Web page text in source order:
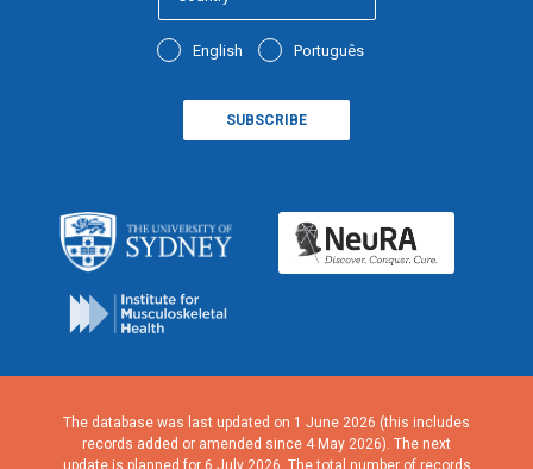
English Português
The database was last updated on 1 June 2026 (this includes
records added or amended since 4 May 2026). The next
update is planned for 6 July 2026. The total number of records